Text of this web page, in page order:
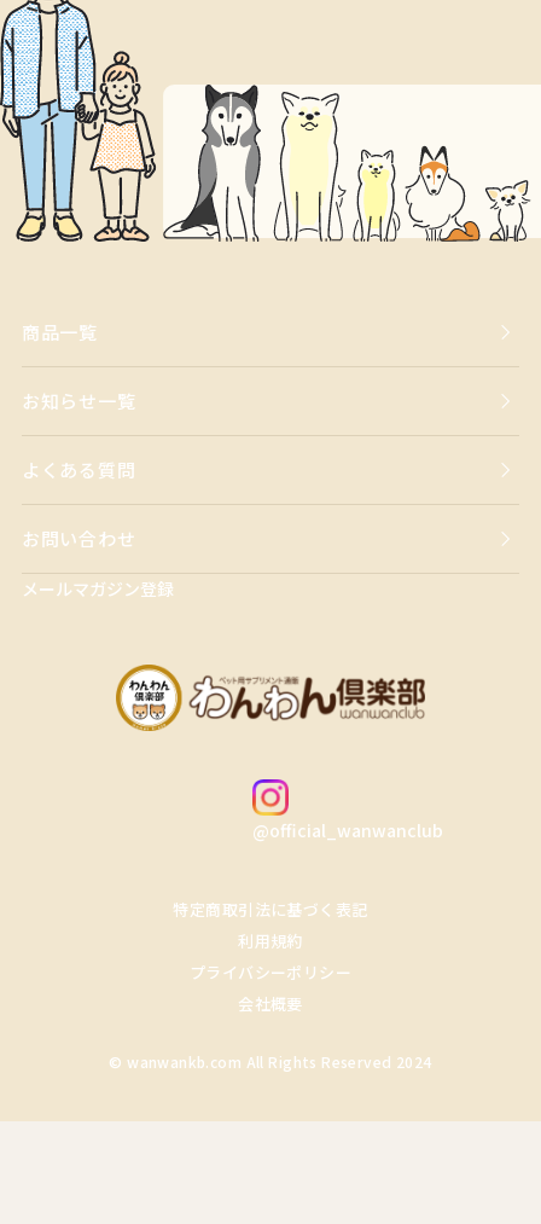
商品一覧
お知らせ一覧
よくある質問
お問い合わせ
メールマガジン登録
@official_wanwanclub
特定商取引法に基づく表記
利用規約
プライバシーポリシー
会社概要
© wanwankb.com All Rights Reserved 2024